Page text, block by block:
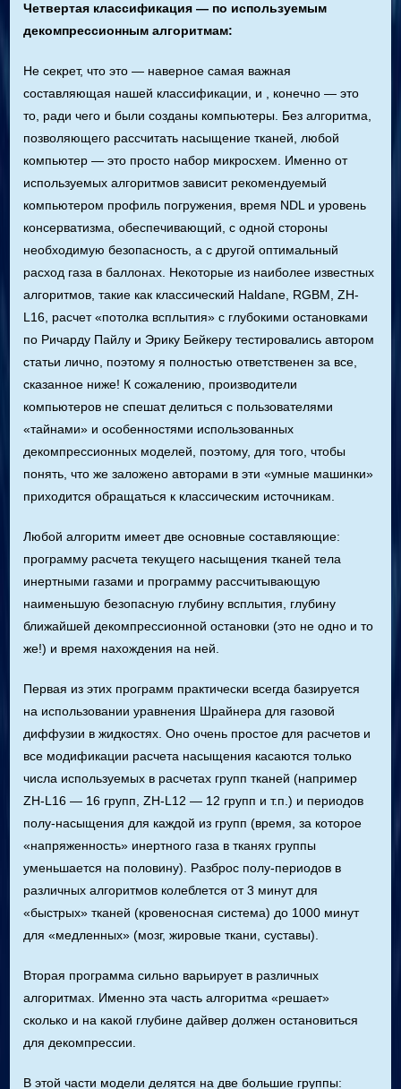
Четвертая классификация — по используемым
декомпрессионным алгоритмам:
Не секрет, что это — наверное самая важная
составляющая нашей классификации, и , конечно — это
то, ради чего и были созданы компьютеры. Без алгоритма,
позволяющего рассчитать насыщение тканей, любой
компьютер — это просто набор микросхем. Именно от
используемых алгоритмов зависит рекомендуемый
компьютером профиль погружения, время NDL и уровень
консерватизма, обеспечивающий, с одной стороны
необходимую безопасность, а с другой оптимальный
расход газа в баллонах. Некоторые из наиболее известных
алгоритмов, такие как классический Haldane, RGBM, ZH-
L16, расчет «потолка всплытия» с глубокими остановками
по Ричарду Пайлу и Эрику Бейкеру тестировались автором
статьи лично, поэтому я полностью ответственен за все,
сказанное ниже! К сожалению, производители
компьютеров не спешат делиться с пользователями
«тайнами» и особенностями использованных
декомпрессионных моделей, поэтому, для того, чтобы
понять, что же заложено авторами в эти «умные машинки»
приходится обращаться к классическим источникам.
Любой алгоритм имеет две основные составляющие:
программу расчета текущего насыщения тканей тела
инертными газами и программу рассчитывающую
наименьшую безопасную глубину всплытия, глубину
ближайшей декомпрессионной остановки (это не одно и то
же!) и время нахождения на ней.
Первая из этих программ практически всегда базируется
на использовании уравнения Шрайнера для газовой
диффузии в жидкостях. Оно очень простое для расчетов и
все модификации расчета насыщения касаются только
числа используемых в расчетах групп тканей (например
ZH-L16 — 16 групп, ZH-L12 — 12 групп и т.п.) и периодов
полу-насыщения для каждой из групп (время, за которое
«напряженность» инертного газа в тканях группы
уменьшается на половину). Разброс полу-периодов в
различных алгоритмов колеблется от 3 минут для
«быстрых» тканей (кровеносная система) до 1000 минут
для «медленных» (мозг, жировые ткани, суставы).
Вторая программа сильно варьирует в различных
алгоритмах. Именно эта часть алгоритма «решает»
сколько и на какой глубине дайвер должен остановиться
для декомпрессии.
В этой части модели делятся на две большие группы: